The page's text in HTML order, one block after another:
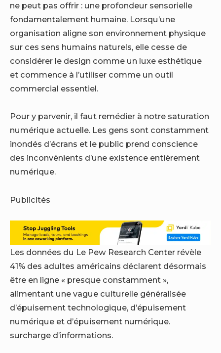
ne peut pas offrir : une profondeur sensorielle
fondamentalement humaine. Lorsqu’une
organisation aligne son environnement physique
sur ces sens humains naturels, elle cesse de
considérer le design comme un luxe esthétique
et commence à l’utiliser comme un outil
commercial essentiel.
Pour y parvenir, il faut remédier à notre saturation
numérique actuelle. Les gens sont constamment
inondés d’écrans et le public prend conscience
des inconvénients d’une existence entièrement
numérique.
Publicités
Les données du Le Pew Research Center révèle
41% des adultes américains déclarent désormais
être en ligne « presque constamment »,
alimentant une vague culturelle généralisée
d’épuisement technologique, d’épuisement
numérique et d’épuisement numérique.
surcharge d’informations.